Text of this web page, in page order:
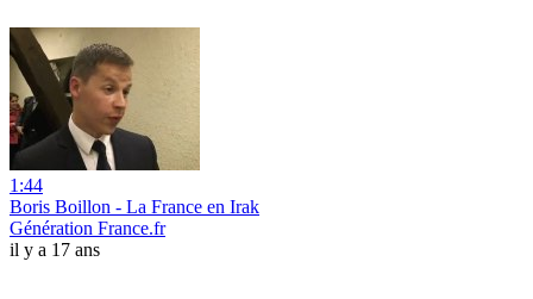
1:44
Boris Boillon - La France en Irak
Génération France.fr
il y a 17 ans